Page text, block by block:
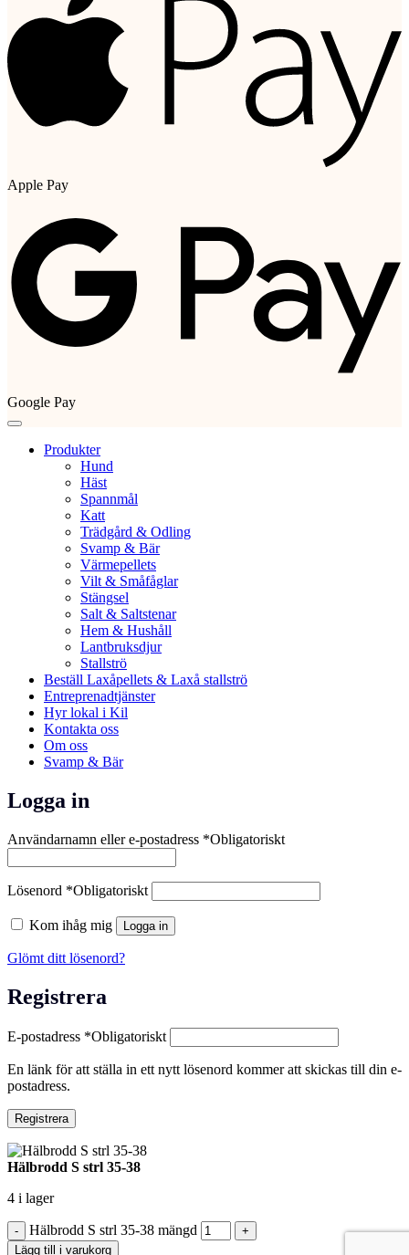
Apple Pay
Google Pay
Produkter
Hund
Häst
Spannmål
Katt
Trädgård & Odling
Svamp & Bär
Värmepellets
Vilt & Småfåglar
Stängsel
Salt & Saltstenar
Hem & Hushåll
Lantbruksdjur
Stallströ
Beställ Laxåpellets & Laxå stallströ
Entreprenadtjänster
Hyr lokal i Kil
Kontakta oss
Om oss
Svamp & Bär
Logga in
Användarnamn eller e-postadress *Obligatoriskt
Lösenord *Obligatoriskt
Kom ihåg mig Logga in
Glömt ditt lösenord?
Registrera
E-postadress *Obligatoriskt
En länk för att ställa in ett nytt lösenord kommer att skickas till din e-
postadress.
Registrera
Hälbrodd S strl 35-38
4 i lager
Hälbrodd S strl 35-38 mängd
Lägg till i varukorg